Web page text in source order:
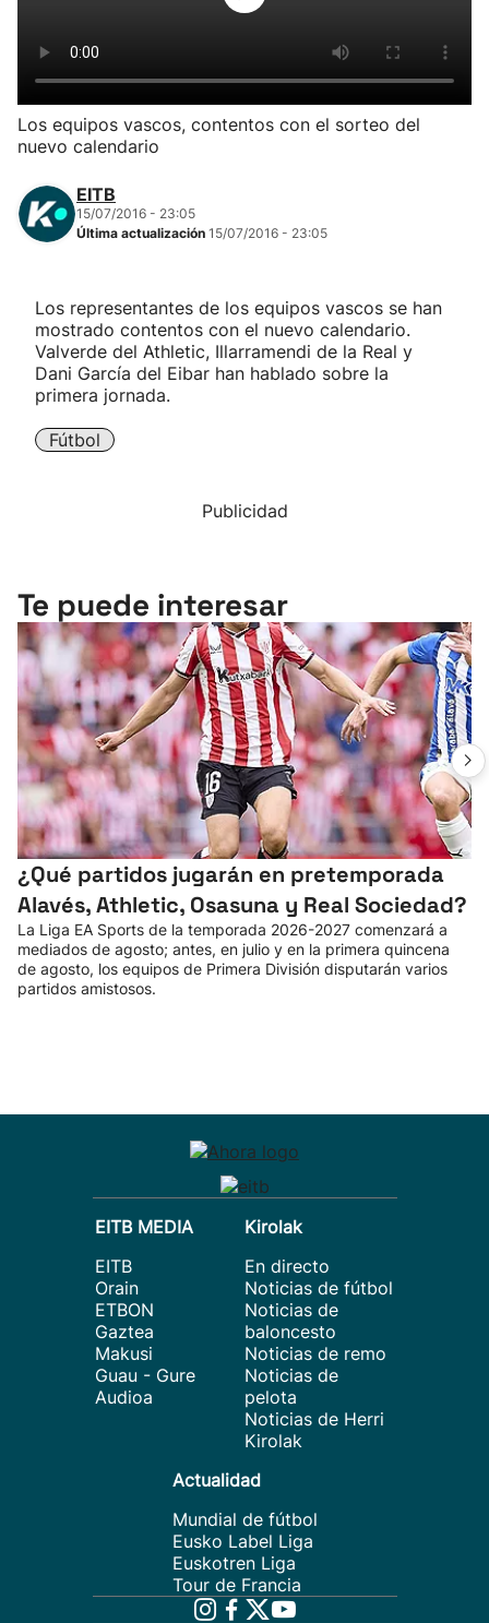
Kirolak 360
Atletismo
Más deportes
"Helmuga"
Los equipos vascos, contentos con el sorteo del
nuevo calendario
EITB
15/07/2016 - 23:05
Última actualización 15/07/2016 - 23:05
Los representantes de los equipos vascos se han
mostrado contentos con el nuevo calendario.
Valverde del Athletic, Illarramendi de la Real y
Dani García del Eibar han hablado sobre la
primera jornada.
Fútbol
Publicidad
Te puede interesar
¿Qué partidos jugarán en pretemporada
Alavés, Athletic, Osasuna y Real Sociedad?
La Liga EA Sports de la temporada 2026-2027 comenzará a
mediados de agosto; antes, en julio y en la primera quincena
de agosto, los equipos de Primera División disputarán varios
partidos amistosos.
EITB MEDIA
EITB
Orain
ETBON
Gaztea
Makusi
Guau - Gure
Audioa
Kirolak
En directo
Noticias de fútbol
Noticias de
baloncesto
Noticias de remo
Noticias de
pelota
Noticias de Herri
Kirolak
Actualidad
Mundial de fútbol
Eusko Label Liga
Euskotren Liga
Tour de Francia